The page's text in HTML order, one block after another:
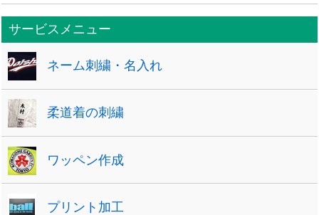
サービスメニュー
ネーム刺繍・名入れ
柔道着の刺繍
ワッペン作成
プリント加工